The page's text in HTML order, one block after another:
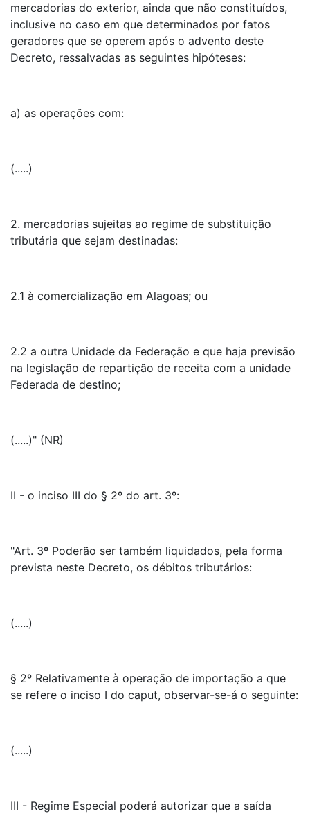
mercadorias do exterior, ainda que não constituídos,
inclusive no caso em que determinados por fatos
geradores que se operem após o advento deste
Decreto, ressalvadas as seguintes hipóteses:
a) as operações com:
(.....)
2. mercadorias sujeitas ao regime de substituição
tributária que sejam destinadas:
2.1 à comercialização em Alagoas; ou
2.2 a outra Unidade da Federação e que haja previsão
na legislação de repartição de receita com a unidade
Federada de destino;
(.....)" (NR)
II - o inciso III do § 2º do art. 3º:
"Art. 3º Poderão ser também liquidados, pela forma
prevista neste Decreto, os débitos tributários:
(.....)
§ 2º Relativamente à operação de importação a que
se refere o inciso I do caput, observar-se-á o seguinte:
(.....)
III - Regime Especial poderá autorizar que a saída